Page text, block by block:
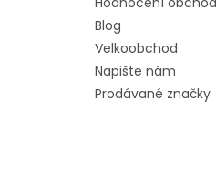
Blog
Velkoobchod
Napište nám
Prodávané značky